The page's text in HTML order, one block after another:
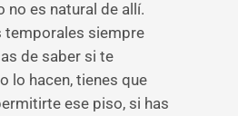
no es natural de allí.
temporales siempre
de saber si te
lo hacen, tienes que
ese piso, si has